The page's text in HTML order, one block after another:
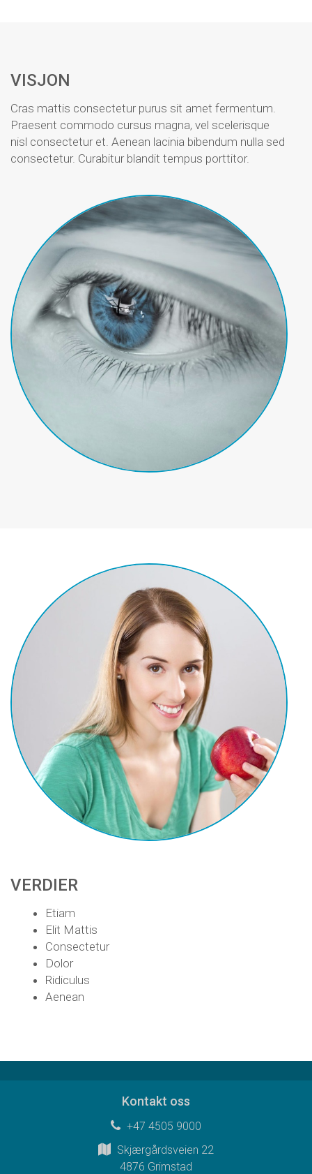
VISJON
Cras mattis consectetur purus sit amet fermentum.
Praesent commodo cursus magna, vel scelerisque
nisl consectetur et. Aenean lacinia bibendum nulla sed
consectetur. Curabitur blandit tempus porttitor.
VERDIER
Etiam
Elit Mattis
Consectetur
Dolor
Ridiculus
Aenean
Kontakt oss
+47 4505 9000
Skjærgårdsveien 22
4876 Grimstad